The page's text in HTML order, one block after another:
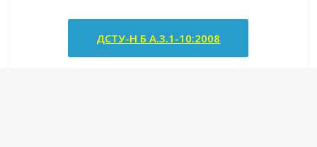
ДСТУ-Н Б А.3.1-10:2008